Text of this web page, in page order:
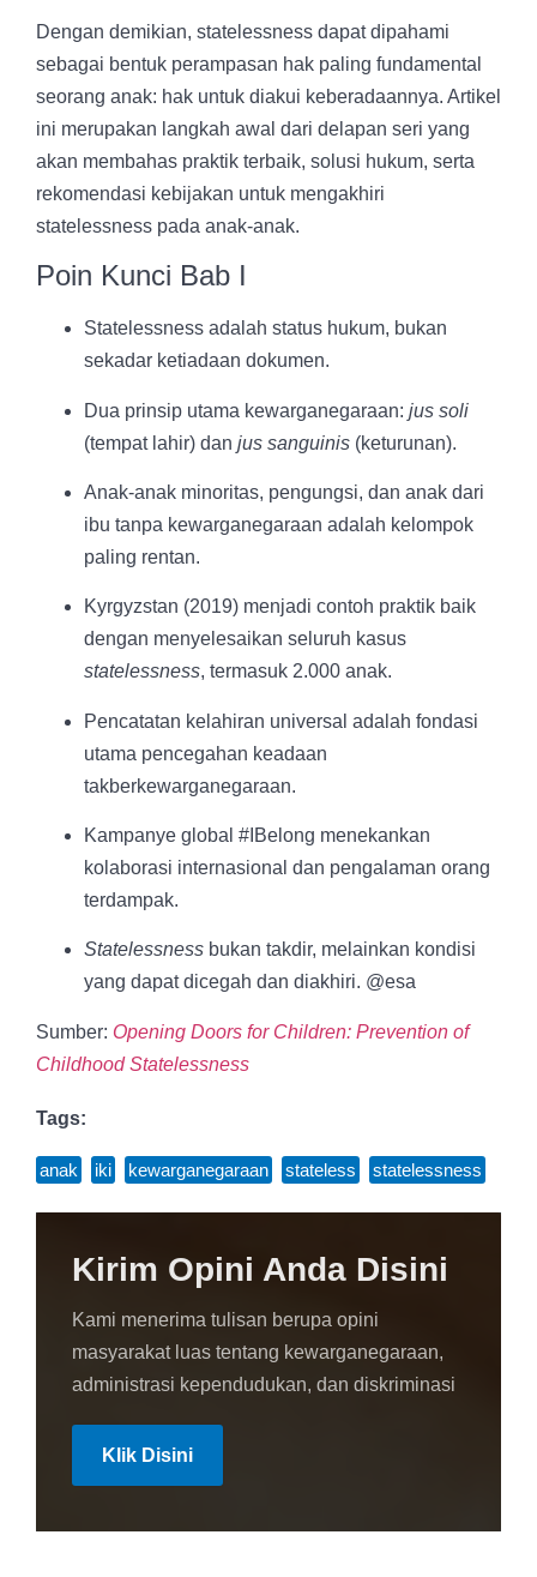
Dengan demikian, statelessness dapat dipahami
sebagai bentuk perampasan hak paling fundamental
seorang anak: hak untuk diakui keberadaannya. Artikel
ini merupakan langkah awal dari delapan seri yang
akan membahas praktik terbaik, solusi hukum, serta
rekomendasi kebijakan untuk mengakhiri
statelessness pada anak-anak.
Poin Kunci Bab I
Statelessness adalah status hukum, bukan
sekadar ketiadaan dokumen.
Dua prinsip utama kewarganegaraan: jus soli
(tempat lahir) dan jus sanguinis (keturunan).
Anak-anak minoritas, pengungsi, dan anak dari
ibu tanpa kewarganegaraan adalah kelompok
paling rentan.
Kyrgyzstan (2019) menjadi contoh praktik baik
dengan menyelesaikan seluruh kasus
statelessness, termasuk 2.000 anak.
Pencatatan kelahiran universal adalah fondasi
utama pencegahan keadaan
takberkewarganegaraan.
Kampanye global #IBelong menekankan
kolaborasi internasional dan pengalaman orang
terdampak.
Statelessness bukan takdir, melainkan kondisi
yang dapat dicegah dan diakhiri. @esa
Sumber: Opening Doors for Children: Prevention of
Childhood Statelessness
Tags:
anak iki kewarganegaraan stateless statelessness
Kirim Opini Anda Disini
Kami menerima tulisan berupa opini
masyarakat luas tentang kewarganegaraan,
administrasi kependudukan, dan diskriminasi
Klik Disini